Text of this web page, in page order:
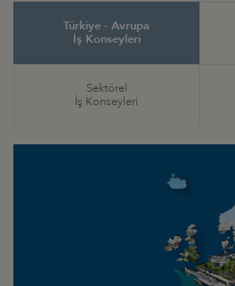
Türkiye - Avrupa
İş Konseyleri
Sektörel
İş Konseyleri